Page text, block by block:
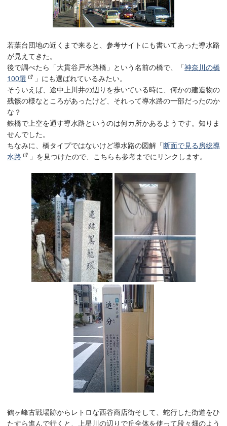
若葉台団地の近くまで来ると、参考サイトにも書いてあった導水路
が見えてきた。
後で調べたら「大貫谷戸水路橋」という名前の橋で、「神奈川の橋
100選
」にも選ばれているみたい。
そういえば、途中上川井の辺りを歩いている時に、何かの建造物の
残骸の様なところがあったけど、それって導水路の一部だったのか
な？
鉄橋で上空を通す導水路というのは何カ所かあるようです。知りま
せんでした。
ちなみに、橋タイプではないけど導水路の図解「断面で見る房総導
水路
」を見つけたので、こちらも参考までにリンクします。
鶴ヶ峰古戦場跡からレトロな西谷商店街そして、蛇行した街道をひ
たすら進んで行くと、上星川の辺りで丘全体を使って段々畑のよう